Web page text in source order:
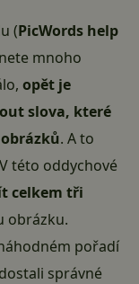
(PicWords help
mnoho
opět je
slova, které
. A to
této oddychové
celkem tři
obrázku.
pořadí
správné